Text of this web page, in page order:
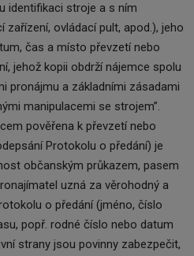
identifikaci stroje a s ním
zařízení, ovládací pult, apod.), jeho
čas a místo převzetí nebo
jehož kopii obdrží nájemce spolu
pronájmu a základními zásadami
manipulacemi se strojem”.
pověřena k převzetí nebo
Protokolu o předání) je
občanským průkazem, pasem
uzná za věrohodný a
o předání (jméno, číslo
popř. rodné číslo nebo datum
strany jsou povinny zabezpečit,